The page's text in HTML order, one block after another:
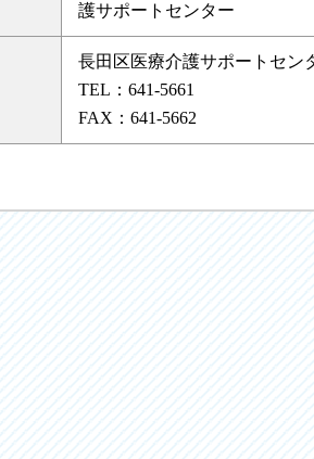
護サポートセンター
長田区医療介護サポートセン
TEL：641-5661
FAX：641-5662